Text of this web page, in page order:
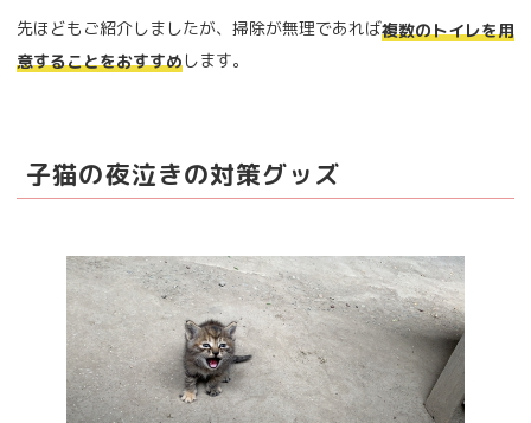
先ほどもご紹介しましたが、掃除が無理であれば複数のトイレを用
意することをおすすめします。
子猫の夜泣きの対策グッズ